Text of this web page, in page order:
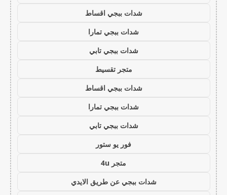
شدات ببجي اقساط
شدات ببجي تمارا
شدات ببجي تابي
متجر تقسيط
شدات ببجي اقساط
شدات ببجي تمارا
شدات ببجي تابي
فور يو ستور
متجر 4u
شدات ببجي عن طريق الايدي